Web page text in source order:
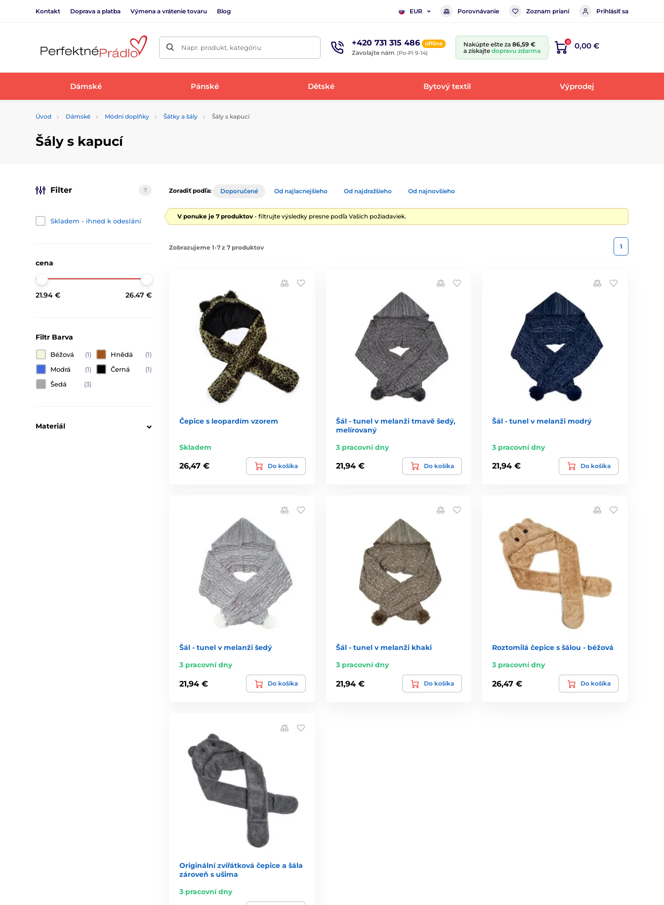
Kontakt Doprava a platba Výmena a vrátenie tovaru Blog EUR Porovnávanie Zoznam prianí Prihlásiť sa
Napr. produkt, kategóriu +420 731 315 486 offline
Zavolajte nám (Po-Pi 9-14)
Nakúpte ešte za 86,59 €
a získajte dopravu zdarma
0 0,00 €
Dámské Pánské Dětské Bytový textil Výprodej
Úvod Dámské Módní doplňky Šátky a šály Šály s kapucí
Šály s kapucí
Filter 7
Skladem - ihned k odeslání
cena
21.94 € 26.47 €
Filtr Barva
Béžová (1) Hnědá
(1)
Modrá
(1) Černá
(1)
Šedá
(3)
Materiál
Zoradiť podľa: Doporučené Od najlacnejšieho Od najdražšieho Od najnovšieho
V ponuke je 7 produktov - filtrujte výsledky presne podľa Vašich požiadaviek.
Zobrazujeme 1-7 z 7 produktov 1
Čepice s leopardím vzorem
Skladem
26,47 € Do košíka
Šál - tunel v melanži tmavě šedý,
melírovaný
3 pracovní dny
21,94 € Do košíka
Šál - tunel v melanži modrý
3 pracovní dny
21,94 € Do košíka
Šál - tunel v melanži šedý
3 pracovní dny
21,94 € Do košíka
Šál - tunel v melanži khaki
3 pracovní dny
21,94 € Do košíka
Roztomilá čepice s šálou - béžová
3 pracovní dny
26,47 € Do košíka
Originální zvířátková čepice a šála
zároveň s ušima
3 pracovní dny